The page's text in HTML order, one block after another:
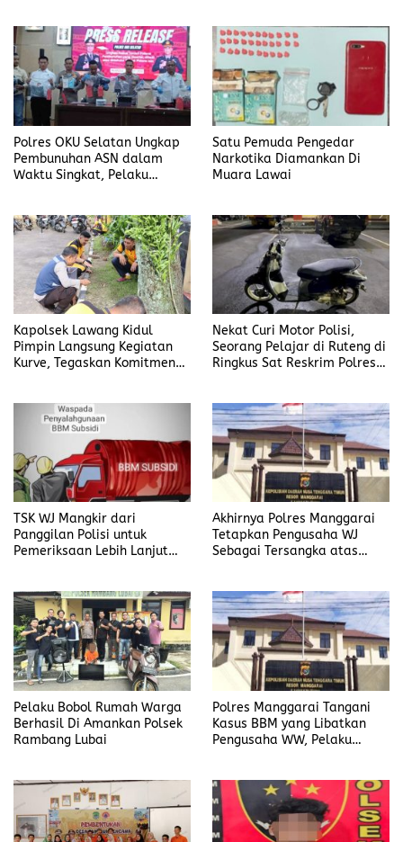
Polres OKU Selatan Ungkap
Pembunuhan ASN dalam
Waktu Singkat, Pelaku
Satu Pemuda Pengedar
Narkotika Diamankan Di
Muara Lawai
Kapolsek Lawang Kidul
Pimpin Langsung Kegiatan
Kurve, Tegaskan Komitmen
Nekat Curi Motor Polisi,
Seorang Pelajar di Ruteng di
Ringkus Sat Reskrim Polres
TSK WJ Mangkir dari
Panggilan Polisi untuk
Pemeriksaan Lebih Lanjut
Apa?
Akhirnya Polres Manggarai
Tetapkan Pengusaha WJ
Sebagai Tersangka atas
Pelaku Bobol Rumah Warga
Berhasil Di Amankan Polsek
Rambang Lubai
Polres Manggarai Tangani
Kasus BBM yang Libatkan
Pengusaha WW, Pelaku